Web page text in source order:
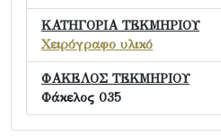
ΚΑΤΗΓΟΡΙΑ ΤΕΚΜΗΡΙΟΥ
Χειρόγραφο υλικό
ΦΑΚΕΛΟΣ ΤΕΚΜΗΡΙΟΥ
Φάκελος 035